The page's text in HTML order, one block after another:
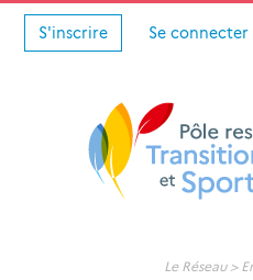
S'inscrire Se connecter
Le Réseau >